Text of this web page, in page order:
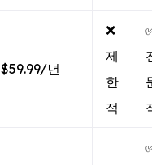
$59.99/년
❌
제
한
적